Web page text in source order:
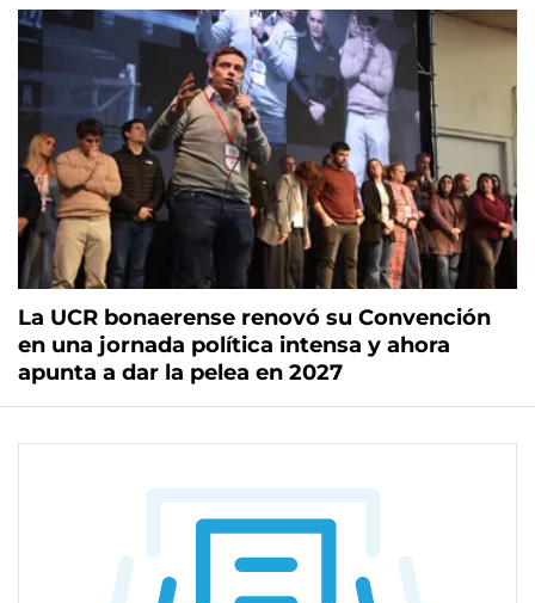
La UCR bonaerense renovó su Convención
en una jornada política intensa y ahora
apunta a dar la pelea en 2027